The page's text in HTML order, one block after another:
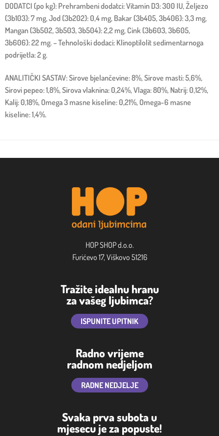
DODATCI (po kg): Prehrambeni dodatci: Vitamin D3: 300 IU, Željezo
(3b103): 7 mg, Jod (3b202): 0,4 mg, Bakar (3b405, 3b406): 3,3 mg,
Mangan (3b502, 3b503, 3b504): 2,2 mg, Cink (3b603, 3b605,
3b606): 22 mg. – Tehnološki dodaci: Klinoptilolit sedimentarnoga
podrijetla: 2 g.
ANALITIČKI SASTAV: Sirove bjelančevine: 8%, Sirove masti: 5,6%,
Sirovi pepeo: 1,8%, Sirova vlaknina: 0,24%, Vlaga: 80%, Natrij: 0,12%,
Kalij: 0,18%, Omega 3 masne kiseline: 0,21%, Omega-6 masne
kiseline: 1,4%.
HOP SHOP d.o.o.
Furićevo 17, Viškovo 51216
Tražite idealnu hranu
za vašeg ljubimca?
ISPUNITE UPITNIK
Radno vrijeme
radnom nedjeljom
RADNE NEDJELJE
Svaka prva subota u
mjesecu je za popuste!